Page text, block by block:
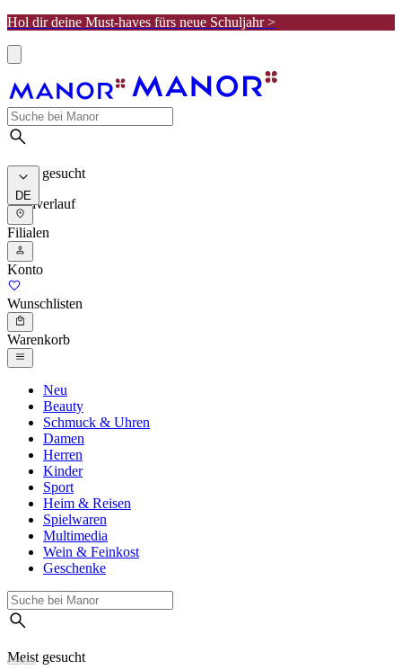
Hol dir deine Must-haves fürs neue Schuljahr >
Meist gesucht
Suchverlauf
DE
Filialen
Konto
Wunschlisten
Warenkorb
Neu
Beauty
Schmuck & Uhren
Damen
Herren
Kinder
Sport
Heim & Reisen
Spielwaren
Multimedia
Wein & Feinkost
Geschenke
Meist gesucht